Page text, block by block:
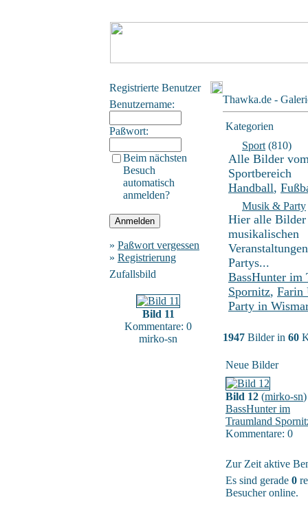
Registrierte Benutzer
Benutzername:
Paßwort:
Beim nächsten
Besuch
automatisch
anmelden?
» Paßwort vergessen
» Registrierung
Zufallsbild
Bild 11
Kommentare: 0
mirko-sn
Thawka.de -
Kategorien
Sport (810)
Alle Bilder
Sportbereich
Handball,
Musik & Party
Hier alle
musikalischen
Partys...
BassHunter im
Spornitz, Farin
Party in
1947 Bilder in 60
Neue Bilder
Bild 12 (mirko-sn)
BassHunter im
Traumland
Kommentare: 0
Zur Zeit aktive
Es sind gerade 0
Besucher online.